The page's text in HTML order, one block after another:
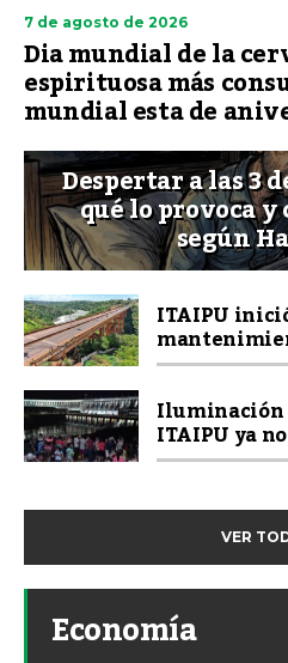
7 de agosto de 2026
Dia mundial de la
espirituosa más
mundial esta de
Despertar a las 3
qué lo provoca
según
ITAIPU
Iluminación
ITAIPU ya
VER
Economía